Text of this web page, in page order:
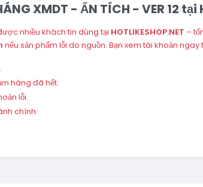
XMDT - ẨN TÍCH - VER 12 tại
được nhiều khách tin dùng tại HOTLIKESHOP.NET –
nếu sản phẩm lỗi do nguồn. Bạn xem tài khoản
hàng đã hết.
lỗi.
chính.